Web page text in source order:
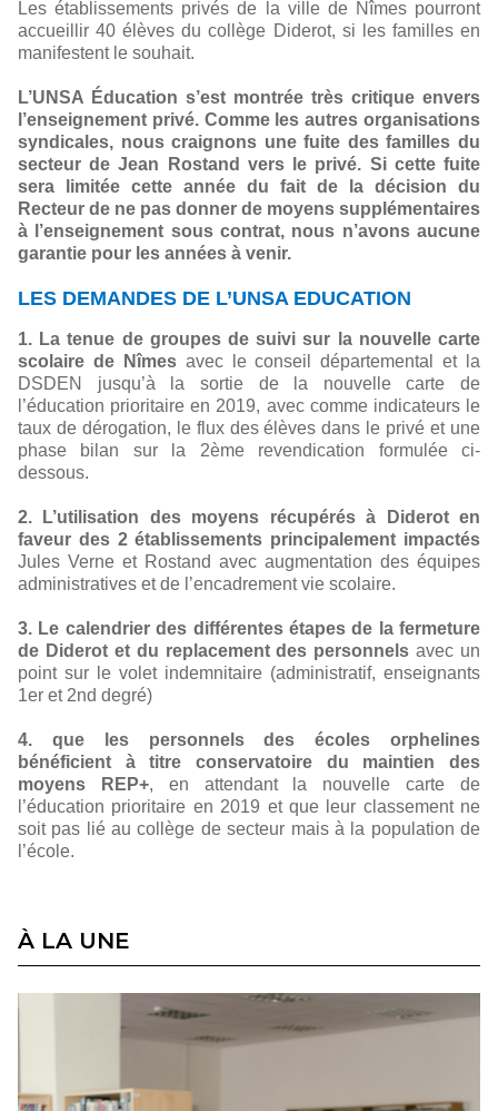
Les établissements privés de la ville de Nîmes pourront
accueillir 40 élèves du collège Diderot, si les familles en
manifestent le souhait.
L’UNSA Éducation s’est montrée très critique envers
l’enseignement privé. Comme les autres organisations
syndicales, nous craignons une fuite des familles du
secteur de Jean Rostand vers le privé. Si cette fuite
sera limitée cette année du fait de la décision du
Recteur de ne pas donner de moyens supplémentaires
à l’enseignement sous contrat, nous n’avons aucune
garantie pour les années à venir.
LES DEMANDES DE L’UNSA EDUCATION
1. La tenue de groupes de suivi sur la nouvelle carte
scolaire de Nîmesavec le conseil départemental et la
DSDEN jusqu’à la sortie de la nouvelle carte de
l’éducation prioritaire en 2019, avec comme indicateurs le
taux de dérogation, le flux des élèves dans le privé et une
phase bilan sur la 2ème revendication formulée ci-
dessous.
2. L’utilisation des moyens récupérés à Diderot en
faveur des 2 établissements principalement impactés
Jules Verne et Rostand avec augmentation des équipes
administratives et de l’encadrement vie scolaire.
3. Le calendrier des différentes étapes de la fermeture
de Diderot et du replacement des personnelsavec un
point sur le volet indemnitaire (administratif, enseignants
1er et 2nd degré)
4. que les personnels des écoles orphelines
bénéficient à titre conservatoire du maintien des
moyens REP+, en attendant la nouvelle carte de
l’éducation prioritaire en 2019 et que leur classement ne
soit pas lié au collège de secteur mais à la population de
l’école.
À LA UNE